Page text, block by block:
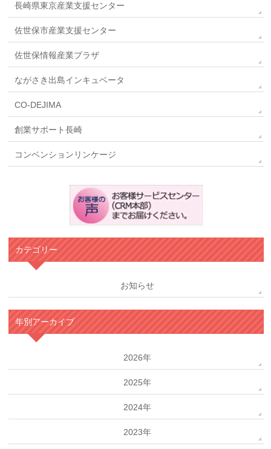
長崎県東京産業支援センター
佐世保市産業支援センター
佐世保情報産業プラザ
ながさき出島インキュベータ
CO-DEJIMA
創業サポート長崎
コンベンションリンケージ
カテゴリー
お知らせ
年別アーカイブ
2026年
2025年
2024年
2023年